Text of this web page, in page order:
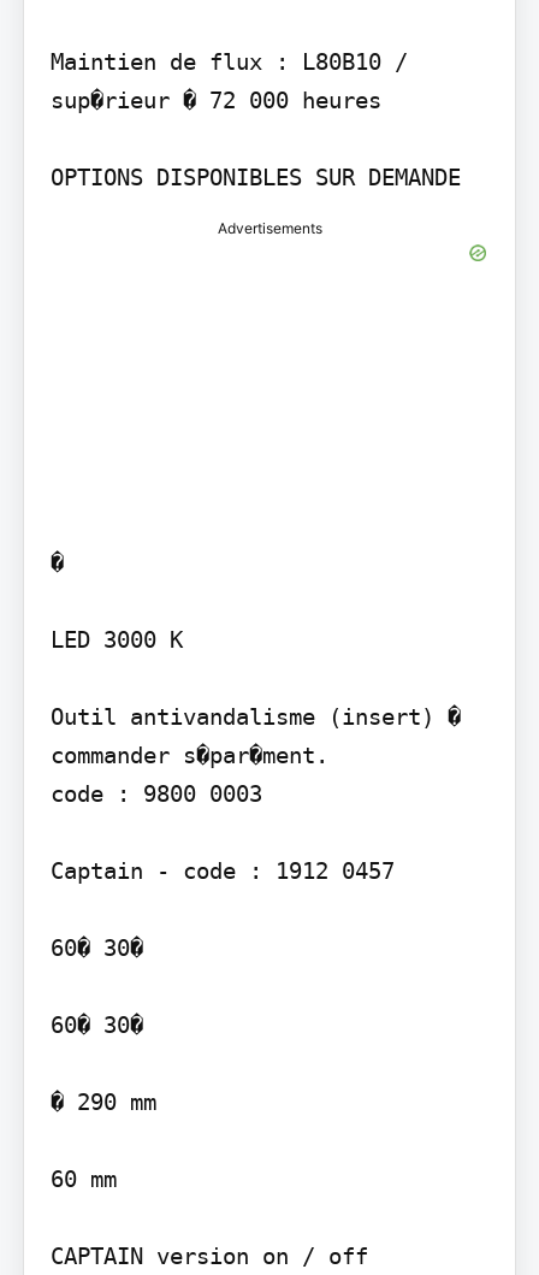
Maintien de flux : L80B10 /
sup�rieur � 72 000 heures
OPTIONS DISPONIBLES SUR DEMANDE
Advertisements
�
LED 3000 K
Outil antivandalisme (insert) �
commander s�par�ment.
code : 9800 0003
Captain - code : 1912 0457
60� 30�
60� 30�
� 290 mm
60 mm
CAPTAIN version on / off